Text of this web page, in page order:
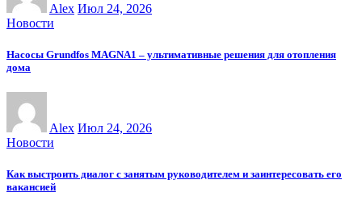
Alex Июл 24, 2026
Новости
Насосы Grundfos MAGNA1 – ультимативные решения для отопления
дома
Alex Июл 24, 2026
Новости
Как выстроить диалог с занятым руководителем и заинтересовать его
вакансией